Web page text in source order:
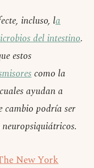
incluso, la
del intestino.
estos
como la
ayudan a
cambio podría ser
New York